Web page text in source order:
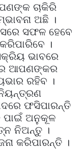
ଚାକିରି
ଅଛି ।
ସଫଳ ହେବେ
।
ଭାବରେ
ଆପଣଙ୍କର
ରହିବ ।
ଫସିପାରନ୍ତି
ପାଇଁ ଅନୁକୂଳ
ନିଅନ୍ତୁ ।
କରିପାରନ୍ତି ।